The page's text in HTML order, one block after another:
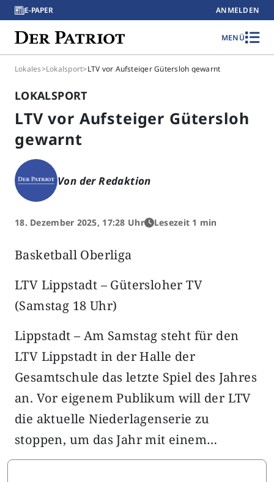
E-PAPER ANMELDEN
MENÜ
Lokales>Lokalsport>LTV vor Aufsteiger Gütersloh gewarnt
LOKALSPORT
LTV vor Aufsteiger Gütersloh
gewarnt
Von der Redaktion
18. Dezember 2025, 17:28 Uhr Lesezeit 1 min
Basketball Oberliga
LTV Lippstadt – Gütersloher TV
(Samstag 18 Uhr)
Lippstadt – Am Samstag steht für den
LTV Lippstadt in der Halle der
Gesamtschule das letzte Spiel des Jahres
an. Vor eigenem Publikum will der LTV
die aktuelle Niederlagenserie zu
stoppen, um das Jahr mit einem…